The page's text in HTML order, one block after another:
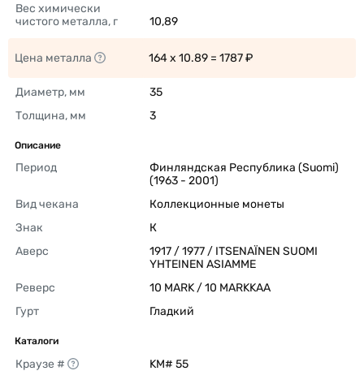
Вес химически
чистого металла, г
10,89
Цена металла 164 x 10.89 = 1787 ₽
Диаметр, мм
35
Толщина, мм
3
Описание
Период
Финляндская Республика (Suomi)
(1963 - 2001)
Вид чекана
Коллекционные монеты
Знак
К
Аверс
1917 / 1977 / ITSENAÏNEN SUOMI
YHTEINEN ASIAMME
Реверс
10 MARK / 10 MARKKAA
Гурт
Гладкий
Каталоги
Краузе # KM# 55